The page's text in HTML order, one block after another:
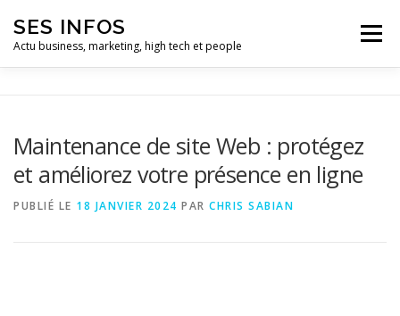
contenu
SES INFOS
Actu business, marketing, high tech et people
Menu
HIGH TECH ET INFORMATIQUE INFLUENCEURS
Maintenance de site Web : protégez
et améliorez votre présence en ligne
PUBLIÉ LE 18 JANVIER 2024 PAR CHRIS SABIAN